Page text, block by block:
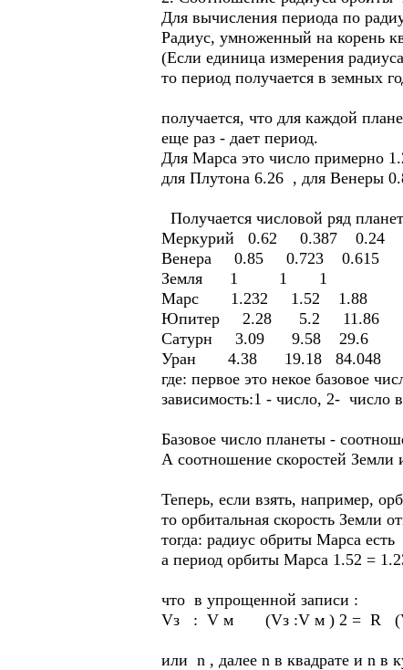
Для вычисления периода по
Радиус, умноженный на корень
(Если единица измерения
то период получается в земных
получается, что для каждой
еще раз - дает период.
Для Марса это число примерно
для Плутона 6.26 , для Венеры
Получается числовой ряд
Меркурий 0.62 0.387 0.24
Венера 0.85 0.723 0.615
Земля 1 1 1
Марс 1.232 1.52 1.88
Юпитер 2.28 5.2 11.86
Сатурн 3.09 9.58 29.6
Уран 4.38 19.18 84.048
где: первое это некое базовое
зависимость:1 - число, 2- число
Базовое число планеты -
А соотношение скоростей Земли
Теперь, если взять, например,
то орбитальная скорость Земли
тогда: радиус обриты Марса
а период орбиты Марса 1.52 =
что в упрощенной записи :
Vз : V м (Vз :V м ) 2 = R
или n , далее n в квадрате и n в